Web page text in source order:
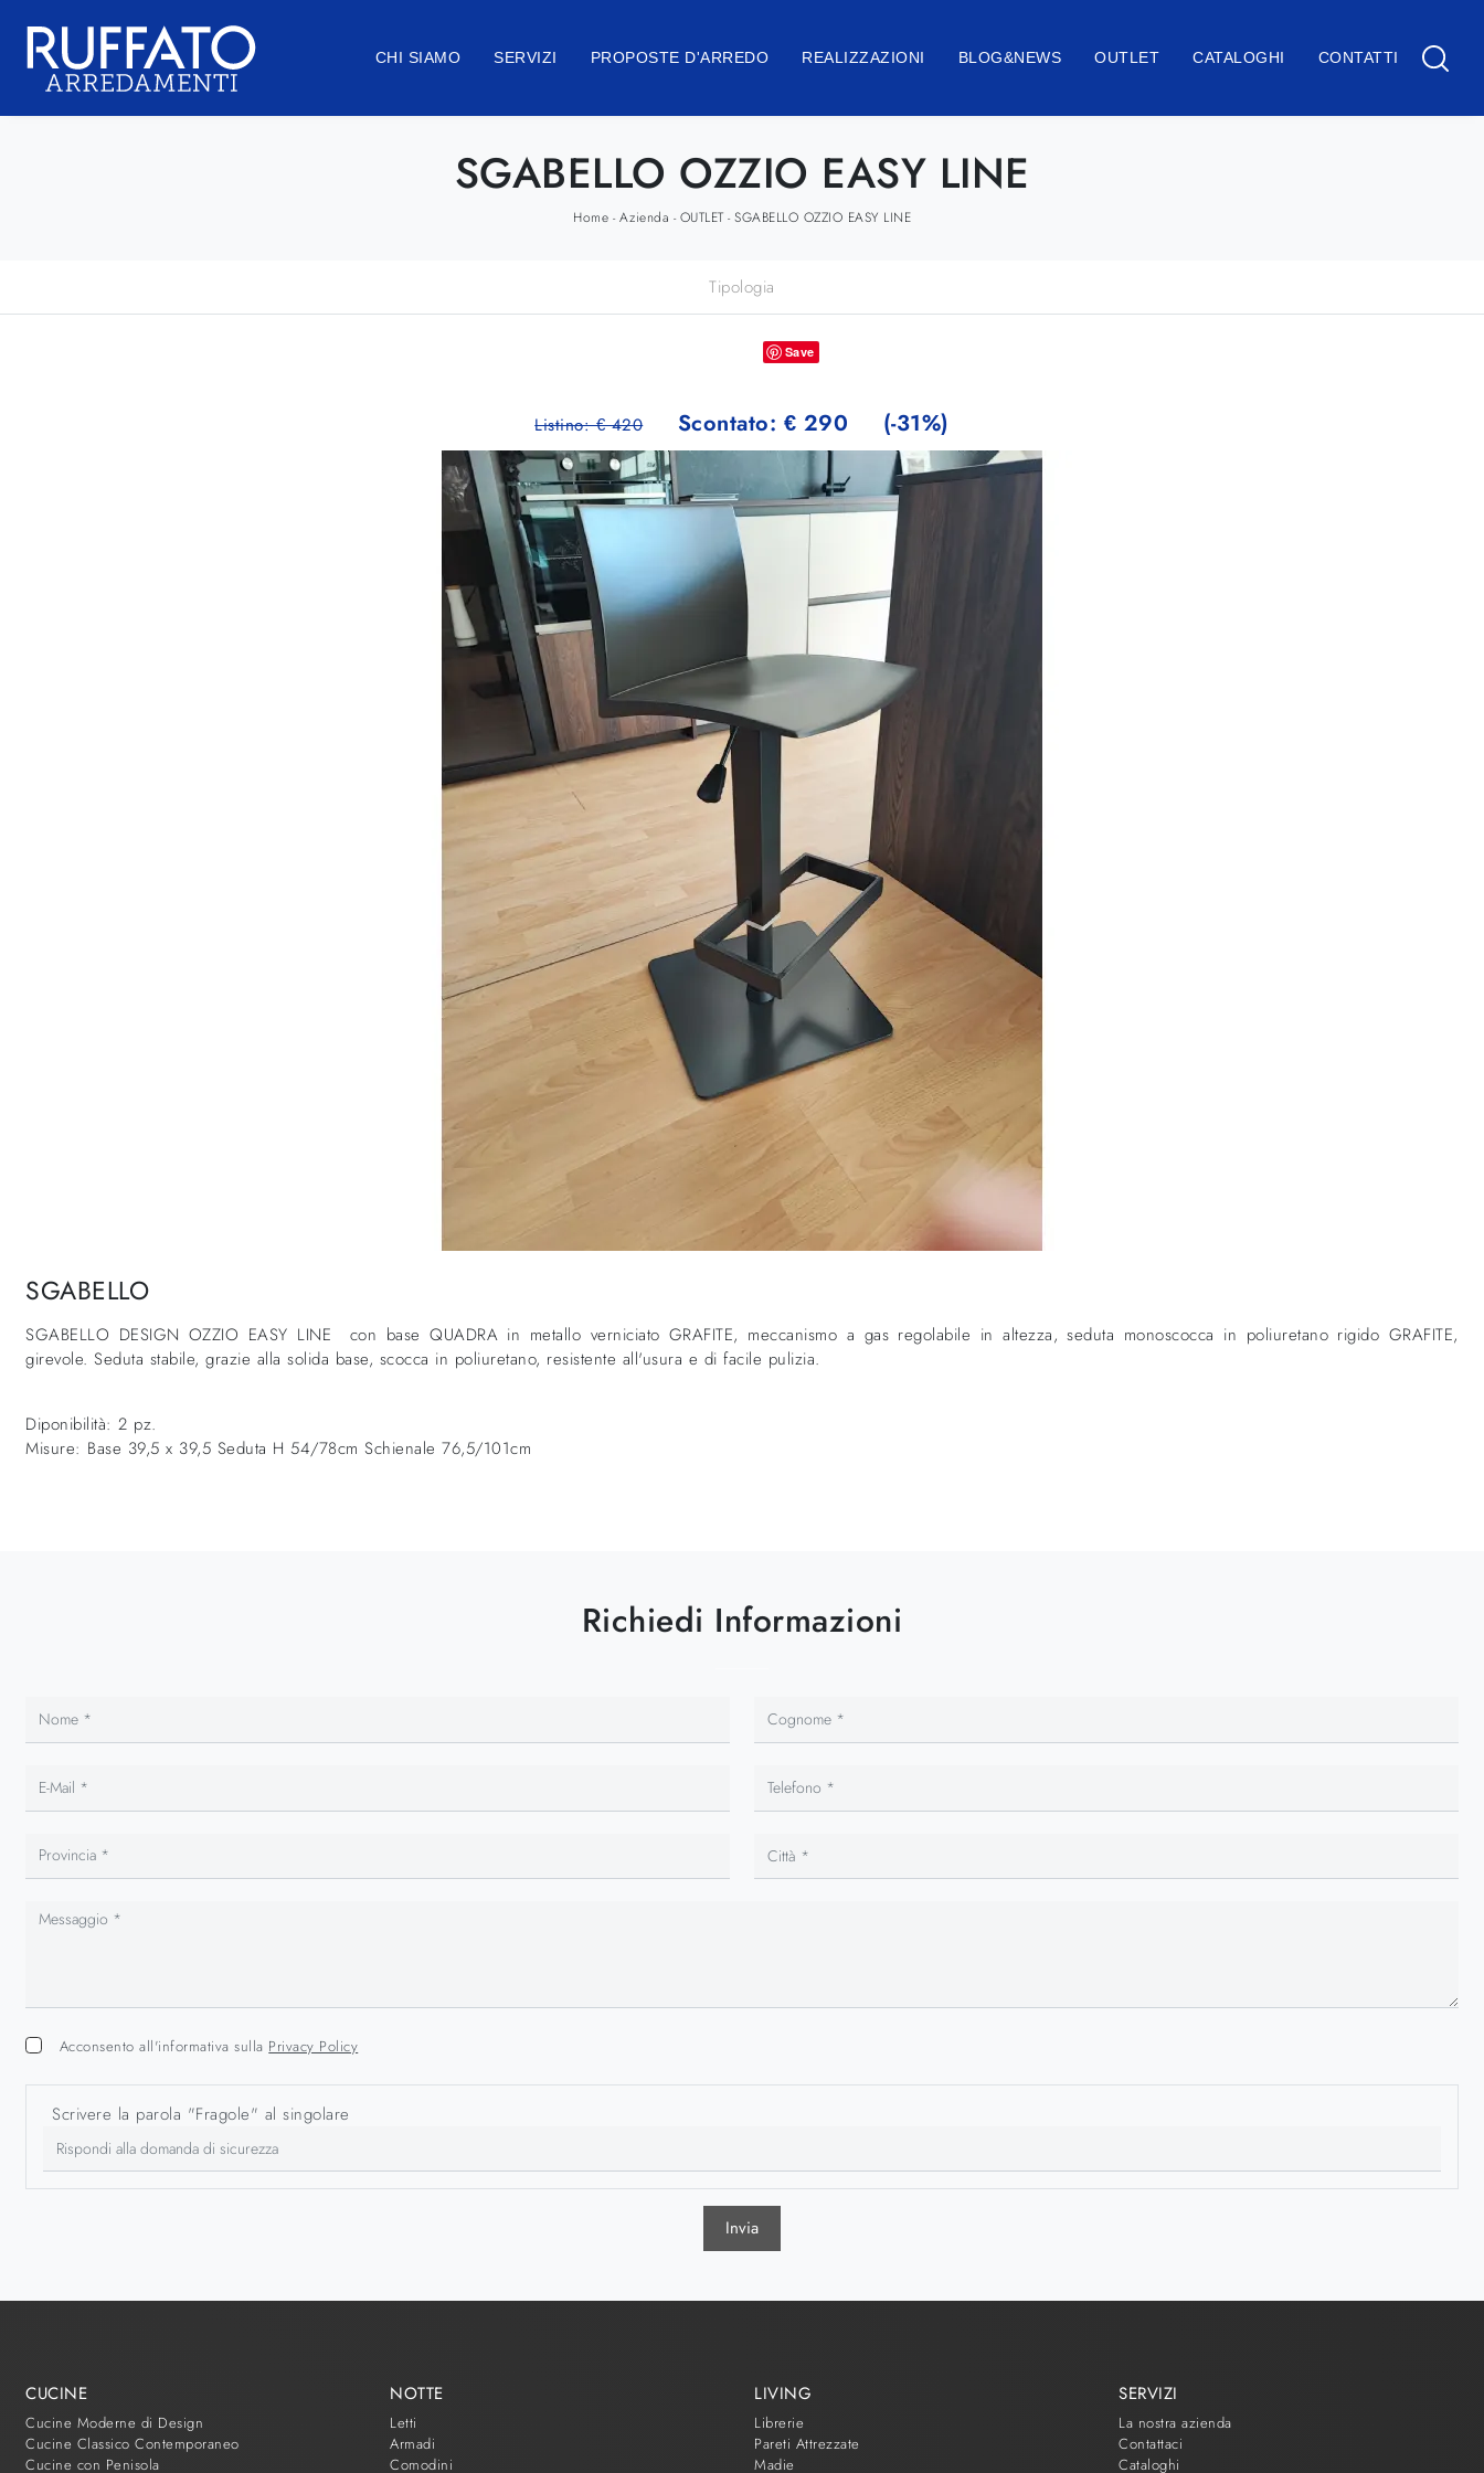
CHI SIAMO SERVIZI PROPOSTE D'ARREDO REALIZZAZIONI BLOG&NEWS OUTLET CATALOGHI CONTATTI
SGABELLO OZZIO EASY LINE
Home -Azienda -OUTLET -SGABELLO OZZIO EASY LINE
Tipologia
Save
Listino: € 420 Scontato: € 290 (-31%)
SGABELLO
SGABELLO DESIGN OZZIO EASY LINE con base QUADRA in metallo verniciato GRAFITE, meccanismo a gas regolabile in altezza, seduta monoscocca in poliuretano rigido GRAFITE,
girevole. Seduta stabile, grazie alla solida base, scocca in poliuretano, resistente all'usura e di facile pulizia.
Diponibilità: 2 pz.
Misure: Base 39,5 x 39,5 Seduta H 54/78cm Schienale 76,5/101cm
Richiedi Informazioni
Acconsento all'informativa sulla Privacy Policy
Scrivere la parola "Fragole" al singolare
Invia
CUCINE
Cucine Moderne di Design
Cucine Classico Contemporaneo
Cucine con Penisola
NOTTE
Letti
Armadi
Comodini
LIVING
Librerie
Pareti Attrezzate
Madie
SERVIZI
La nostra azienda
Contattaci
Cataloghi